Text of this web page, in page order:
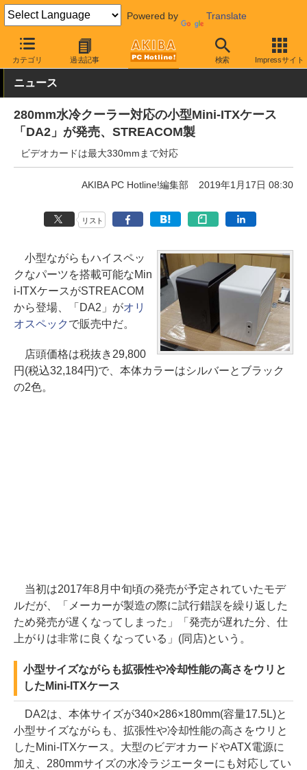
Powered by Translate
カテゴリ 過去記事 検索 Impressサイト
AKIBA PC Hotline! PCパーツ PCケース Mini-ITX
ニュース
280mm水冷クーラー対応の小型Mini-ITXケース
「DA2」が発売、STREACOM製
ビデオカードは最大330mmまで対応
AKIBA PC Hotline!編集部 2019年1月17日 08:30
リスト
小型ながらもハイスペッ
クなパーツを搭載可能なMin
i-ITXケースがSTREACOM
から登場、「DA2」がオリ
オスペック で販売中だ。
店頭価格は税抜き29,800
円(税込32,184円)で、本体カラーはシルバーとブラック
の2色。
当初は2017年8月中旬頃の発売が予定されていたモデ
ルだが、「メーカーが製造の際に試行錯誤を繰り返した
ため発売が遅くなってしまった」「発売が遅れた分、仕
上がりは非常に良くなっている」(同店)という。
小型サイズながらも拡張性や冷却性能の高さをウリと
したMini-ITXケース
DA2は、本体サイズが340×286×180mm(容量17.5L)と
小型サイズながらも、拡張性や冷却性能の高さをウリと
したMini-ITXケース。大型のビデオカードやATX電源に
加え、280mmサイズの水冷ラジエーターにも対応してい